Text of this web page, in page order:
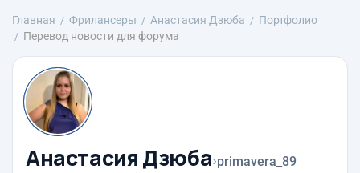
Главная Фрилансеры Анастасия Дзюба
Портфолио
Перевод новости для форума
Анастасия Дзюба›primavera_89